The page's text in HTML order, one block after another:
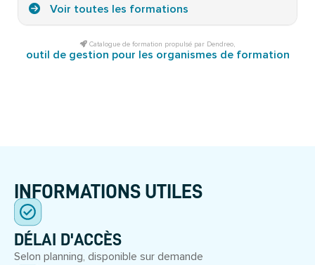
Voir toutes les formations
Catalogue de formation propulsé par Dendreo,
outil de gestion pour les organismes de formation
INFORMATIONS UTILES
DÉLAI D'ACCÈS
Selon planning, disponible sur demande